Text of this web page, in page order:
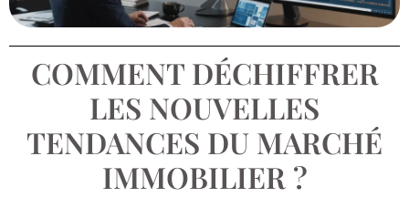
COMMENT DÉCHIFFRER
LES NOUVELLES
TENDANCES DU MARCHÉ
IMMOBILIER ?